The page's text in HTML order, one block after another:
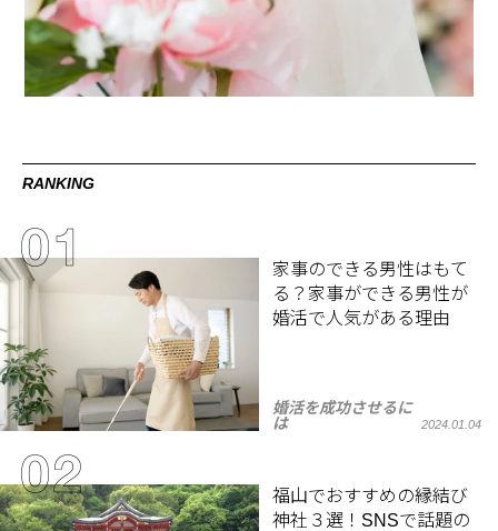
RANKING
家事のできる男性はもて
る？家事ができる男性が
婚活で人気がある理由
婚活を成功させるに
は
2024.01.04
福山でおすすめの縁結び
神社３選！SNSで話題の